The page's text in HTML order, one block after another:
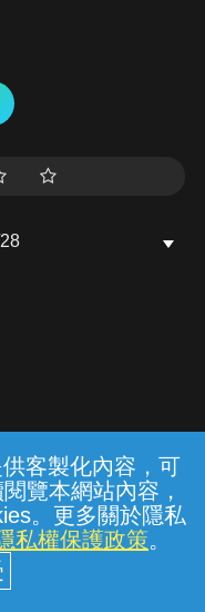
客製化內容，可
覽本網站內容，
。更多關於隱私
私權保護政策。
條款 隱私權保護
家庭分公司
© 2026